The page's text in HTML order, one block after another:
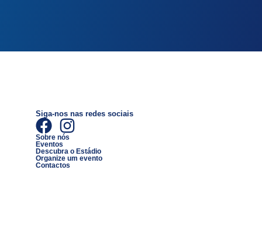
Siga-nos nas redes sociais
Sobre nós
Eventos
Descubra o Estádio
Organize um evento
Contactos